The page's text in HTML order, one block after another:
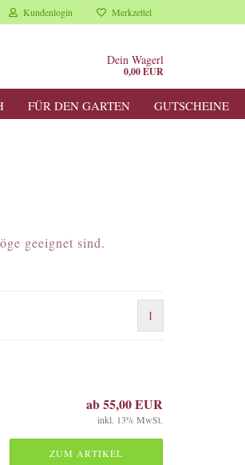
Kundenlogin Merkzettel
Dein Wagerl
0,00 EUR
FÜR DEN GARTEN GUTSCHEINE
geeignet sind.
1
ab 55,00 EUR
inkl. 13% MwSt.
ZUM ARTIKEL